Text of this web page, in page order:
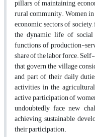
pillars of maintaining
rural community. Women
economic sectors of
the dynamic life of
functions of production-
share of the labor force.
that govern the village
and part of their daily
activities in the
active participation of
undoubtedly face new
achieving sustainable
their participation.